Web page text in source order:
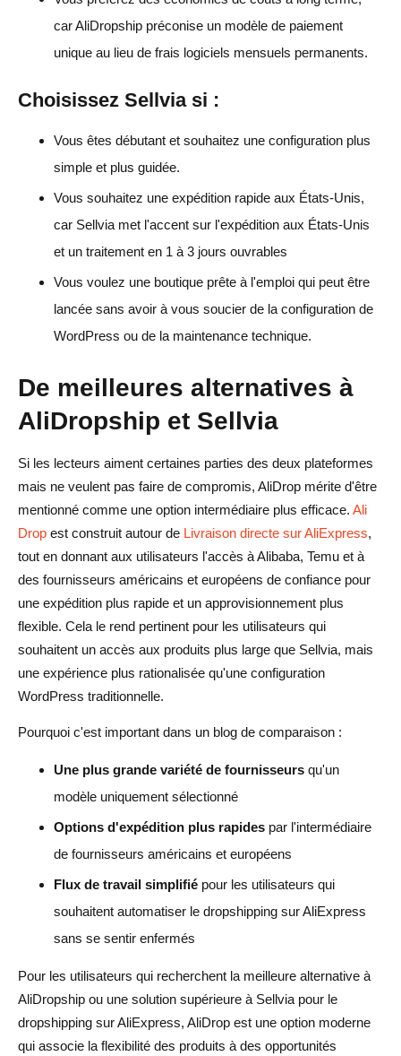
car AliDropship préconise un modèle de paiement
unique au lieu de frais logiciels mensuels permanents.
Choisissez Sellvia si :
Vous êtes débutant et souhaitez une configuration plus
simple et plus guidée.
Vous souhaitez une expédition rapide aux États-Unis,
car Sellvia met l'accent sur l'expédition aux États-Unis
et un traitement en 1 à 3 jours ouvrables
Vous voulez une boutique prête à l'emploi qui peut être
lancée sans avoir à vous soucier de la configuration de
WordPress ou de la maintenance technique.
De meilleures alternatives à
AliDropship et Sellvia
Si les lecteurs aiment certaines parties des deux plateformes
mais ne veulent pas faire de compromis, AliDrop mérite d'être
mentionné comme une option intermédiaire plus efficace. Ali
Drop est construit autour de Livraison directe sur AliExpress,
tout en donnant aux utilisateurs l'accès à Alibaba, Temu et à
des fournisseurs américains et européens de confiance pour
une expédition plus rapide et un approvisionnement plus
flexible. Cela le rend pertinent pour les utilisateurs qui
souhaitent un accès aux produits plus large que Sellvia, mais
une expérience plus rationalisée qu'une configuration
WordPress traditionnelle.
Pourquoi c'est important dans un blog de comparaison :
Une plus grande variété de fournisseurs qu'un
modèle uniquement sélectionné
Options d'expédition plus rapides par l'intermédiaire
de fournisseurs américains et européens
Flux de travail simplifié pour les utilisateurs qui
souhaitent automatiser le dropshipping sur AliExpress
sans se sentir enfermés
Pour les utilisateurs qui recherchent la meilleure alternative à
AliDropship ou une solution supérieure à Sellvia pour le
dropshipping sur AliExpress, AliDrop est une option moderne
qui associe la flexibilité des produits à des opportunités